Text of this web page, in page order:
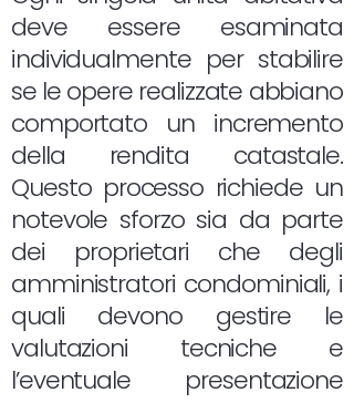
deve essere esaminata
individualmente per stabilire
se le opere realizzate abbiano
comportato un incremento
della rendita catastale.
Questo processo richiede un
notevole sforzo sia da parte
dei proprietari che degli
amministratori condominiali, i
quali devono gestire le
valutazioni tecniche e
l’eventuale presentazione